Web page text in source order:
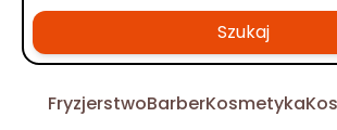
Szukaj
FryzjerstwoBarberKosmetyka